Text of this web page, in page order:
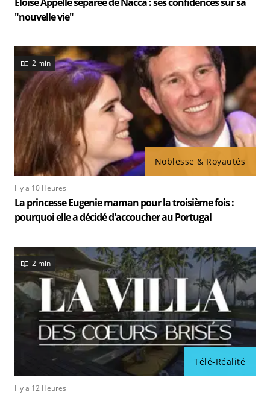
"nouvelle vie"
Noblesse & Royautés
2 min
Il y a 10 Heures
La princesse Eugenie maman pour la troisième fois :
pourquoi elle a décidé d'accoucher au Portugal
Télé-Réalité
2 min
Il y a 12 Heures